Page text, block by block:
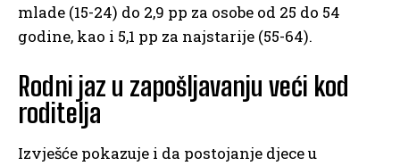
mlade (15-24) do 2,9 pp za osobe od 25 do 54
godine, kao i 5,1 pp za najstarije (55-64).
Rodni jaz u zapošljavanju veći kod
roditelja
Izvješće pokazuje i da postojanje djece u